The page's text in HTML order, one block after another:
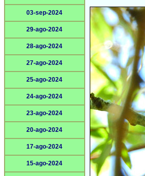
03-sep-2024
29-ago-2024
28-ago-2024
27-ago-2024
25-ago-2024
24-ago-2024
23-ago-2024
20-ago-2024
17-ago-2024
15-ago-2024